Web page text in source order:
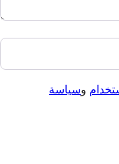
وسياسة